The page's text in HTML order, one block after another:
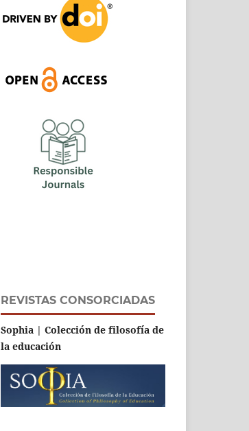
REVISTAS CONSORCIADAS
Sophia | Colección de filosofía de
la educación